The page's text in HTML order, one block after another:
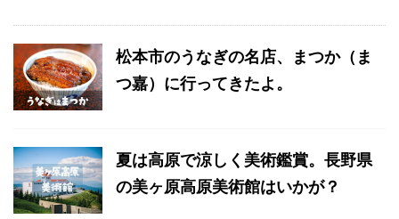
松本市のうなぎの名店、まつか（ま
つ嘉）に行ってきたよ。
夏は高原で涼しく美術鑑賞。長野県
の美ヶ原高原美術館はいかが？